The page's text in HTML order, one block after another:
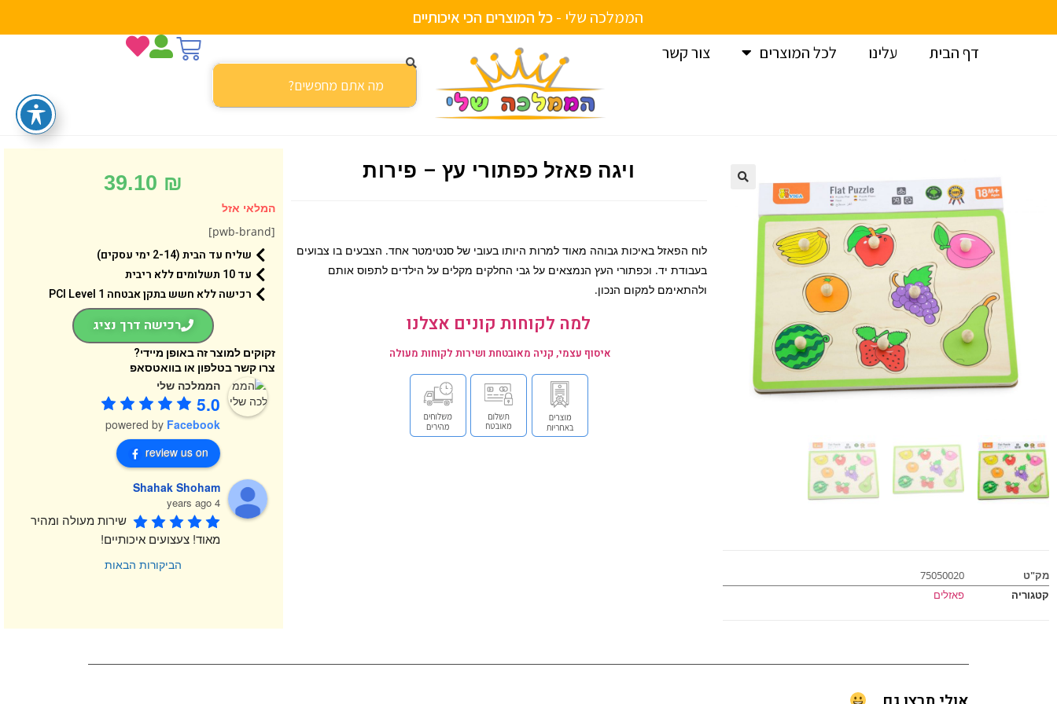
הממלכה שלי - מו צ ר ה כי איכו שליחעדהבית
דף הבית עלינו לכל המוצרים צור קשר
מק"ט
75050020
קטגוריה
פאזלים
ויגה פאזל כפתורי עץ – פירות
לוח הפאזל באיכות גבוהה מאוד למרות היותו בעובי של סנטימטר אחד. הצבעים בו צבועים
בעבודת יד. וכפתורי העץ הנמצאים על גבי החלקים מקלים על הילדים לתפוס אותם
ולהתאימם למקום הנכון.
למה לקוחות קונים אצלנו
איסוף עצמי, קניה מאובטחת ושירות לקוחות מעולה
39.10 ₪
המלאי אזל
[pwb-brand]
שליח עד הבית (2-14 ימי עסקים)
עד 10 תשלומים ללא ריבית
רכישה ללא חשש בתקן אבטחה 1 PCI Level
רכישה דרך נציג
זקוקים למוצר זה באופן מיידי?
צרו קשר בטלפון או בוואטסאפ
הממלכה שלי
5.0
powered by Facebook
review us on
Shahak Shoham
4 years ago
מאוד! צעצועים איכותיים!
הביקורות הבאות